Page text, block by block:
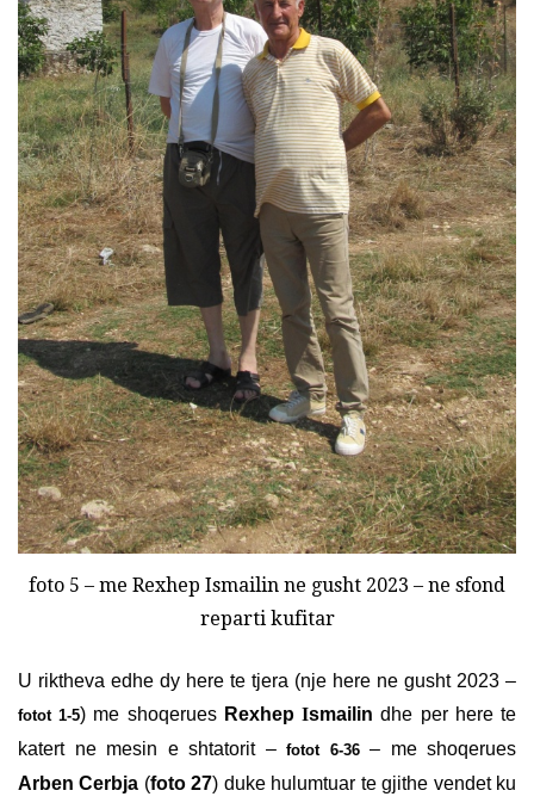
foto 5 – me Rexhep Ismailin ne gusht 2023 – ne sfond
reparti kufitar
U riktheva edhe dy here te tjera (nje here ne gusht 2023 –
fotot 1-5) me shoqerues RexhepIsmailin dhe per here te
katert ne mesin e shtatorit – fotot 6-36 – me shoqerues
Arben Cerbja (foto 27) duke hulumtuar te gjithe vendet ku